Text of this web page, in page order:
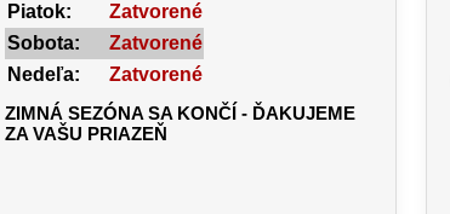
Piatok:
Zatvorené
Sobota:
Zatvorené
Nedeľa:
Zatvorené
ZIMNÁ SEZÓNA SA KONČÍ - ĎAKUJEME
ZA VAŠU PRIAZEŇ